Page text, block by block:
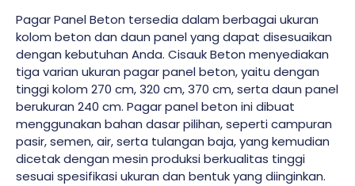
Pagar Panel Beton tersedia dalam berbagai ukuran
kolom beton dan daun panel yang dapat disesuaikan
dengan kebutuhan Anda. Cisauk Beton menyediakan
tiga varian ukuran pagar panel beton, yaitu dengan
tinggi kolom 270 cm, 320 cm, 370 cm, serta daun panel
berukuran 240 cm. Pagar panel beton ini dibuat
menggunakan bahan dasar pilihan, seperti campuran
pasir, semen, air, serta tulangan baja, yang kemudian
dicetak dengan mesin produksi berkualitas tinggi
sesuai spesifikasi ukuran dan bentuk yang diinginkan.